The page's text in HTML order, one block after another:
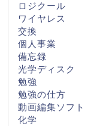
ロジクール
ワイヤレス
交換
個人事業
備忘録
光学ディスク
勉強
勉強の仕方
動画編集ソフト
化学